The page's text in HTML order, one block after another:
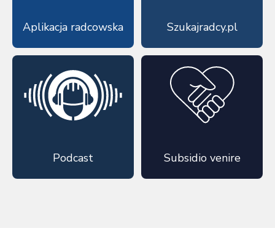
Aplikacja radcowska Szukajradcy.pl
Podcast Subsidio venire